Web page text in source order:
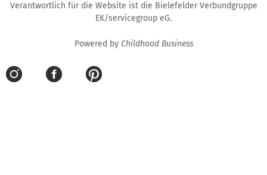
Verantwortlich für die Website ist die Bielefelder Verbundgruppe
EK/servicegroup eG.
Powered by Childhood Business